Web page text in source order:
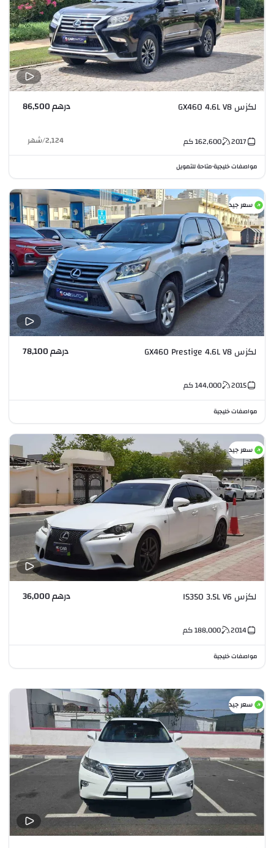
لكزس GX460 4.6L V8 درهم 86,500
2017
162,600كم 2,124
/شهر
مواصفات خليجية•متاحة للتمويل
سعر جيد
لكزس GX460 Prestige 4.6L V8 درهم 78,100
2015
144,000كم
مواصفات خليجية
سعر جيد
لكزس IS350 3.5L V6 درهم 36,000
2014
188,000كم
مواصفات خليجية
سعر جيد